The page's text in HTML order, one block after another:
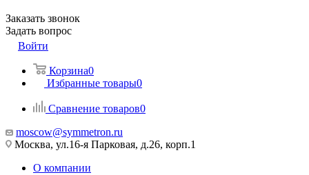
Заказать звонок
Задать вопрос
Войти
Корзина0
Избранные товары0
Сравнение товаров0
moscow@symmetron.ru
Москва, ул.16-я Парковая, д.26, корп.1
О компании